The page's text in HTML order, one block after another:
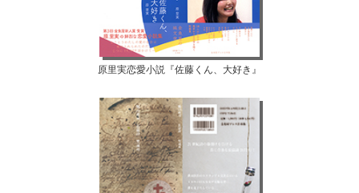
原里実恋愛小説『佐藤くん、大好き』